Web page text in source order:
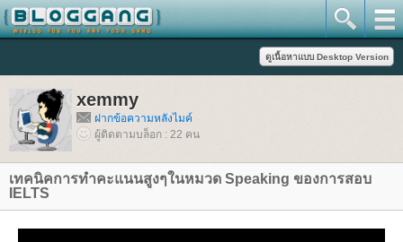
xemmy
ฝากข้อความหลังไมค์
ผู้ติดตามบล็อก : 22 คน
เทคนิคการทำคะแนนสูงๆในหมวด Speaking ของการสอบ
IELTS